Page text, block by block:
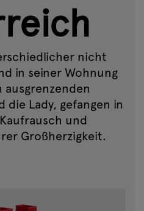
nicht
in seiner Wohnung
ausgrenzenden
die Lady, gefangen in
und
Großherzigkeit.